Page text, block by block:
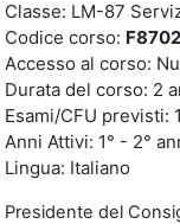
Classe: LM-87
Codice corso:
Accesso al corso:
Durata del corso: 2
Esami/CFU previsti:
Anni Attivi: 1° - 2°
Lingua: Italiano
Presidente del